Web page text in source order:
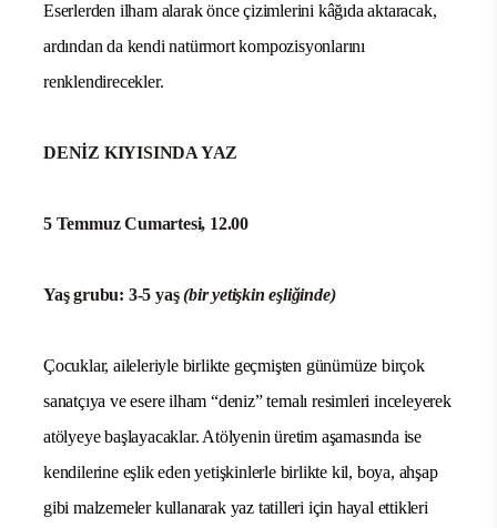
Eserlerden ilham alarak önce çizimlerini kâğıda aktaracak,
ardından da kendi natürmort kompozisyonlarını
renklendirecekler.
DENİZ KIYISINDA YAZ
5 Temmuz Cumartesi, 12.00
Yaş grubu: 3-5 yaş(bir yetişkin eşliğinde)
Çocuklar, aileleriyle birlikte geçmişten günümüze birçok
sanatçıya ve esere ilham “deniz” temalı resimleri inceleyerek
atölyeye başlayacaklar. Atölyenin üretim aşamasında ise
kendilerine eşlik eden yetişkinlerle birlikte kil, boya, ahşap
gibi malzemeler kullanarak yaz tatilleri için hayal ettikleri